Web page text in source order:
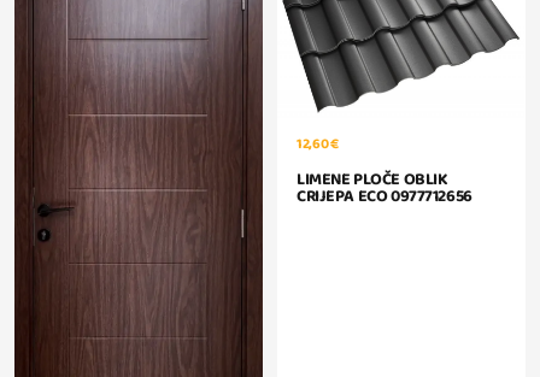
12,60 €
LIMENE PLOČE OBLIK
CRIJEPA ECO 0977712656